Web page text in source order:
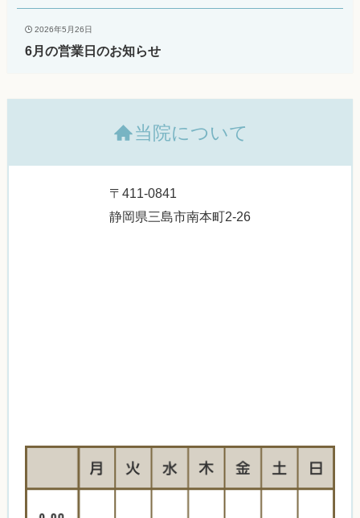
2026年5月26日
6月の営業日のお知らせ
当院について
〒411-0841
静岡県三島市南本町2-26